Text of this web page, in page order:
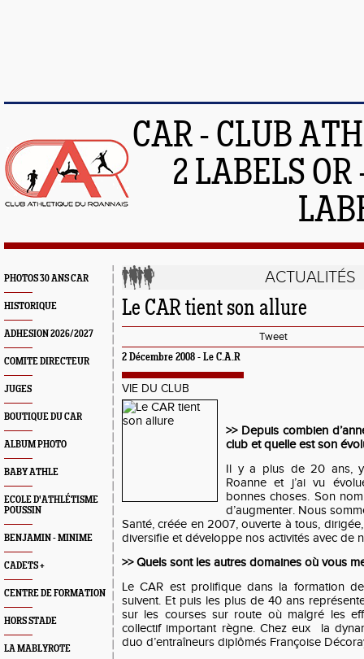
CAR - CLUB
2 LABELS
PHOTOS 30 ANS CAR
HISTORIQUE
ADHESION 2026/2027
COMITE DIRECTEUR
JUGES
BOUTIQUE DU CAR
ALBUM PHOTO
BABY ATHLE
ECOLE D'ATHLÉTISME
POUSSIN
BENJAMIN - MINIME
CADETS +
CENTRE DE FORMATION
HORS STADE
LA MABLYROTE
ACTUALITÉS
Le CAR tient son allure
Tweet
2 Décembre 2008 - Le C.A.R
VIE DU CLUB
>> Depuis combien
club et quelle est son
Il y a plus de 20 ans,
Roanne et j’ai vu
bonnes choses. Son
d’augmenter. Nous
Santé, créée en 2007, ouverte à tous,
diversifie et développe nos activités avec de
>> Quels sont les autres domaines où vous
Le CAR est prolifique dans la formation
suivent. Et puis les plus de 40 ans
sur les courses sur route où malgré les
collectif important règne. Chez eux la
duo d’entraîneurs diplômés Françoise